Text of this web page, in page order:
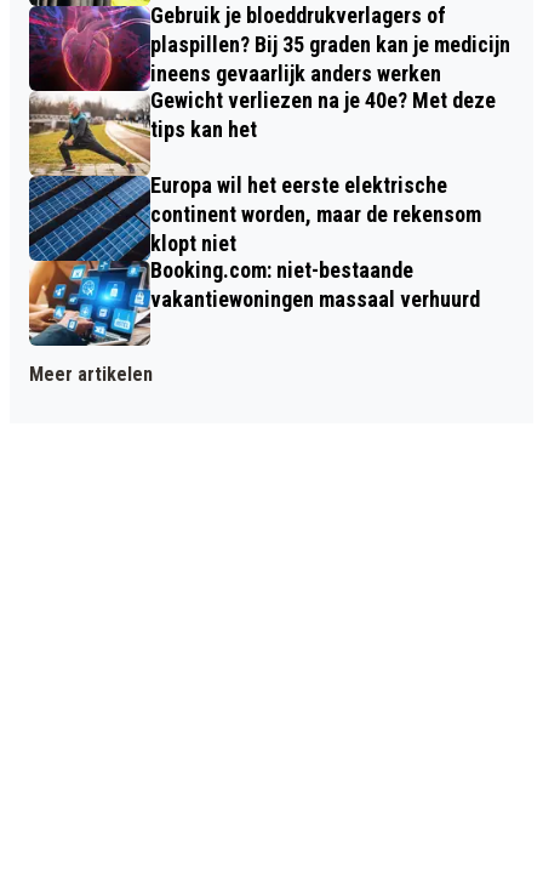
Gebruik je bloeddrukverlagers of
plaspillen? Bij 35 graden kan je medicijn
ineens gevaarlijk anders werken
Gewicht verliezen na je 40e? Met deze
tips kan het
Europa wil het eerste elektrische
continent worden, maar de rekensom
klopt niet
Booking.com: niet-bestaande
vakantiewoningen massaal verhuurd
Meer artikelen